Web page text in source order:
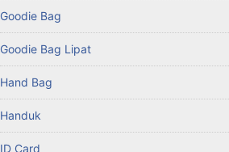
Goodie Bag
Goodie Bag Lipat
Hand Bag
Handuk
ID Card